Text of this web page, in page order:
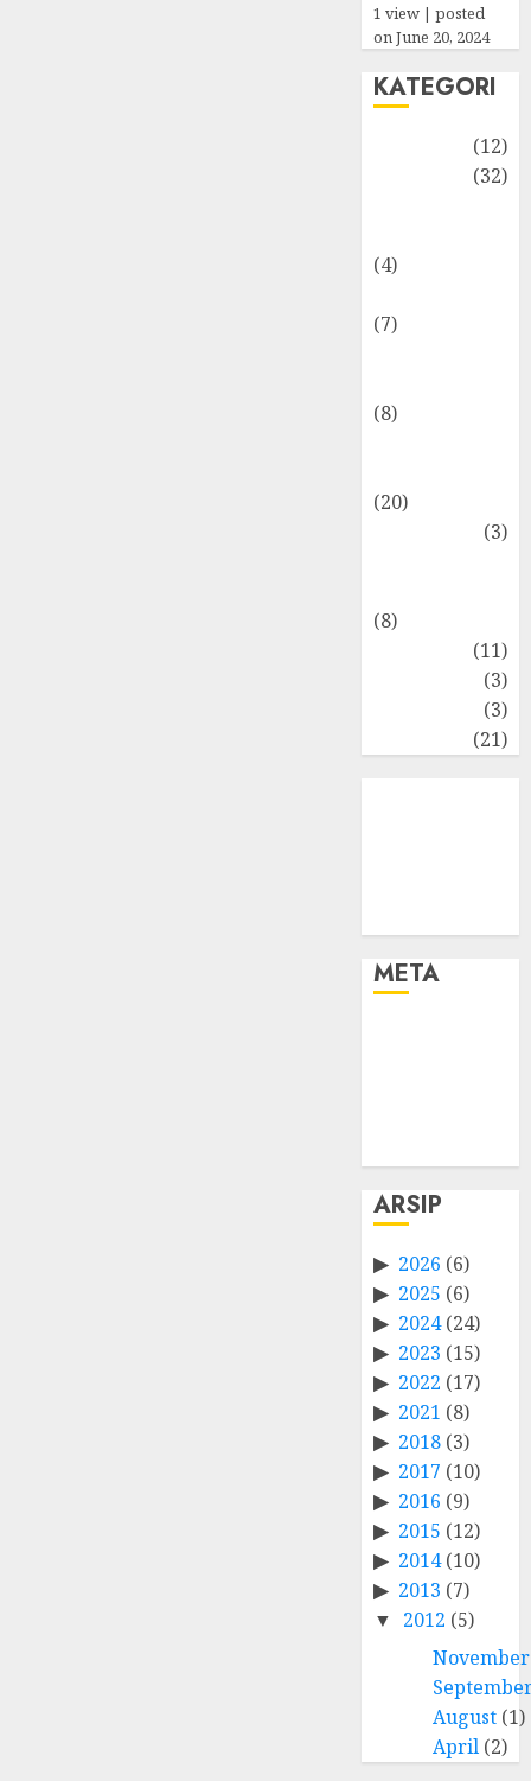
1 view |posted
on June 20, 2024
KATEGORI
(12)
(32)
(4)
(7)
(8)
(20)
(3)
(8)
(11)
(3)
(3)
(21)
META
ARSIP
2026 (6)
2025 (6)
2024(24)
2023 (15)
2022 (17)
2021 (8)
2018 (3)
2017 (10)
2016 (9)
2015 (12)
2014(10)
2013 (7)
2012 (5)
November
August (1)
April (2)